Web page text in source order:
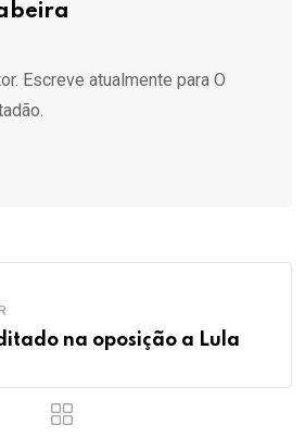
Escreve atualmente para O
na oposição a Lula